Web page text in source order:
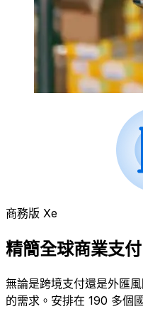
商務版 Xe
精簡全球商業支付
無論是跨境支付還是外匯
的需求。安排在 190 多個